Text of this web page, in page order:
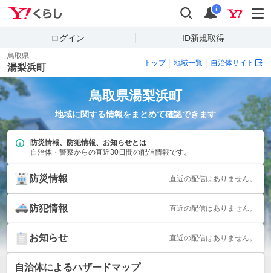
検索 通知
i
ログイン ID新規取得
鳥取県
湯梨浜町 トップ 地域一覧 自治体サイト
鳥取県湯梨浜町
地域に関する情報をまとめて確認できます
防災情報、防犯情報、お知らせとは
自治体・警察からの直近30日間の配信情報です。
防災情報 直近の配信はありません。
防犯情報 直近の配信はありません。
お知らせ 直近の配信はありません。
自治体によるハザードマップ